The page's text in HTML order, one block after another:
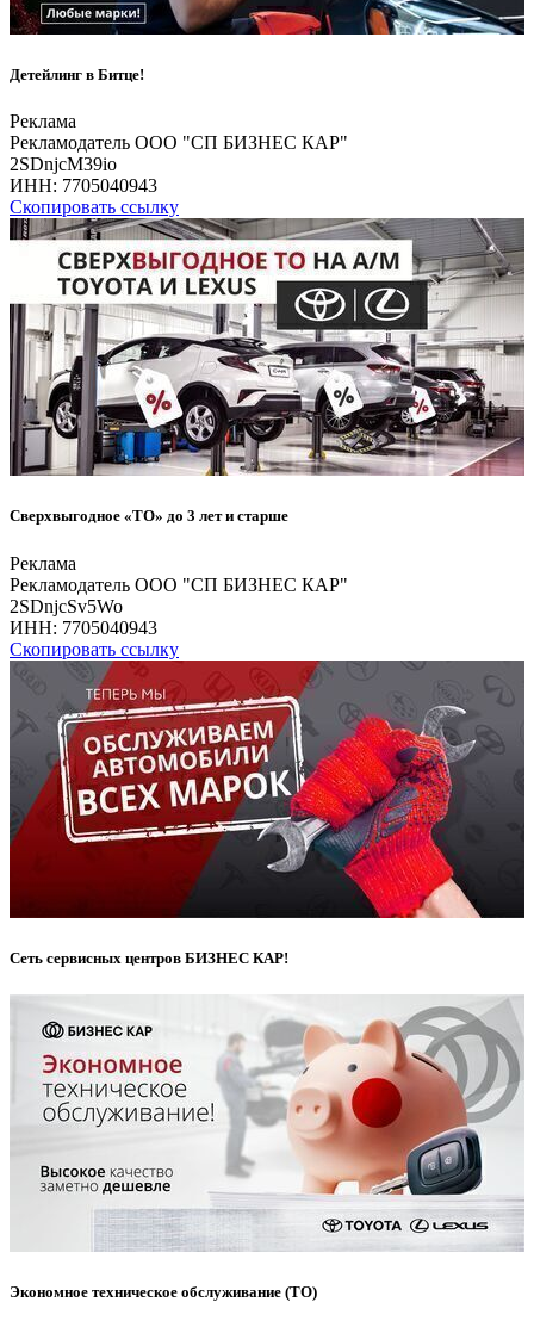
Детейлинг в Битце!
Реклама
Рекламодатель ООО "СП БИЗНЕС КАР"
2SDnjcM39io
ИНН: 7705040943
Скопировать ссылку
Сверхвыгодное «ТО» до 3 лет и старше
Реклама
Рекламодатель ООО "СП БИЗНЕС КАР"
2SDnjcSv5Wo
ИНН: 7705040943
Скопировать ссылку
Сеть сервисных центров БИЗНЕС КАР!
Экономное техническое обслуживание (ТО)